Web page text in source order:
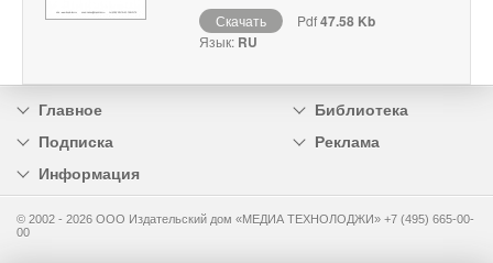
Скачать Pdf47.58 Kb
Язык: RU
Главное
Библиотека
Подписка
Реклама
Информация
© 2002 - 2026 OOO Издательский дом «МЕДИА ТЕХНОЛОДЖИ» +7 (495) 665-00-
00